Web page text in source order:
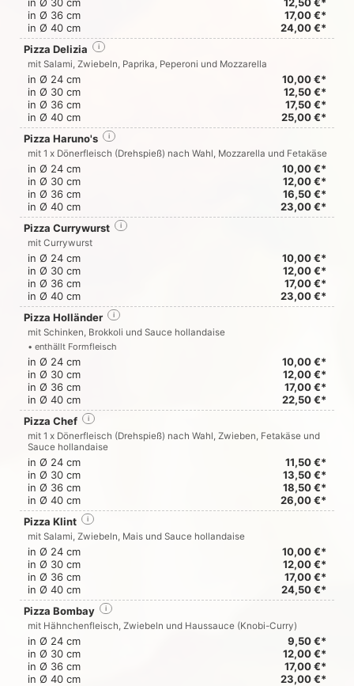
in Ø 36 cm
17,00 €*
in Ø 40 cm
24,00 €*
Pizza Delizia
i
mit Salami, Zwiebeln, Paprika, Peperoni und Mozzarella
in Ø 24 cm
10,00 €*
in Ø 30 cm
12,50 €*
in Ø 36 cm
17,50 €*
in Ø 40 cm
25,00 €*
Pizza Haruno's
i
mit 1 x Dönerfleisch (Drehspieß) nach Wahl, Mozzarella und Fetakäse
in Ø 24 cm
10,00 €*
in Ø 30 cm
12,00 €*
in Ø 36 cm
16,50 €*
in Ø 40 cm
23,00 €*
Pizza Currywurst
i
mit Currywurst
in Ø 24 cm
10,00 €*
in Ø 30 cm
12,00 €*
in Ø 36 cm
17,00 €*
in Ø 40 cm
23,00 €*
Pizza Holländer
i
mit Schinken, Brokkoli und Sauce hollandaise
• enthällt Formfleisch
in Ø 24 cm
10,00 €*
in Ø 30 cm
12,00 €*
in Ø 36 cm
17,00 €*
in Ø 40 cm
22,50 €*
Pizza Chef
i
mit 1 x Dönerfleisch (Drehspieß) nach Wahl, Zwieben, Fetakäse und
Sauce hollandaise
in Ø 24 cm
11,50 €*
in Ø 30 cm
13,50 €*
in Ø 36 cm
18,50 €*
in Ø 40 cm
26,00 €*
Pizza Klint
i
mit Salami, Zwiebeln, Mais und Sauce hollandaise
in Ø 24 cm
10,00 €*
in Ø 30 cm
12,00 €*
in Ø 36 cm
17,00 €*
in Ø 40 cm
24,50 €*
Pizza Bombay
i
mit Hähnchenfleisch, Zwiebeln und Haussauce (Knobi-Curry)
in Ø 24 cm
9,50 €*
in Ø 30 cm
12,00 €*
in Ø 36 cm
17,00 €*
in Ø 40 cm
23,00 €*